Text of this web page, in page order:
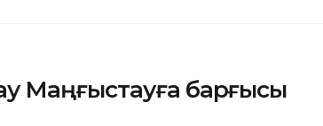
Маңғыстауға барғысы